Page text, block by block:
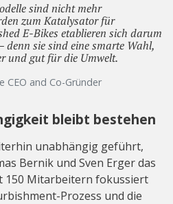
sind nicht mehr
zum Katalysator für
E-Bikes etablieren sich darum
denn sie sind eine smarte Wahl,
und gut für die Umwelt.
CEO and Co-Gründer
bleibt bestehen
unabhängig geführt,
Bernik und Sven Erger das
150 Mitarbeitern fokussiert
Prozess und die